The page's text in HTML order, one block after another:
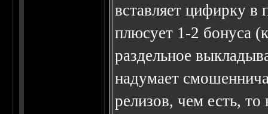
вставляет цифирку в
плюсует 1-2 бонуса
раздельное
надумает
релизов, чем есть,